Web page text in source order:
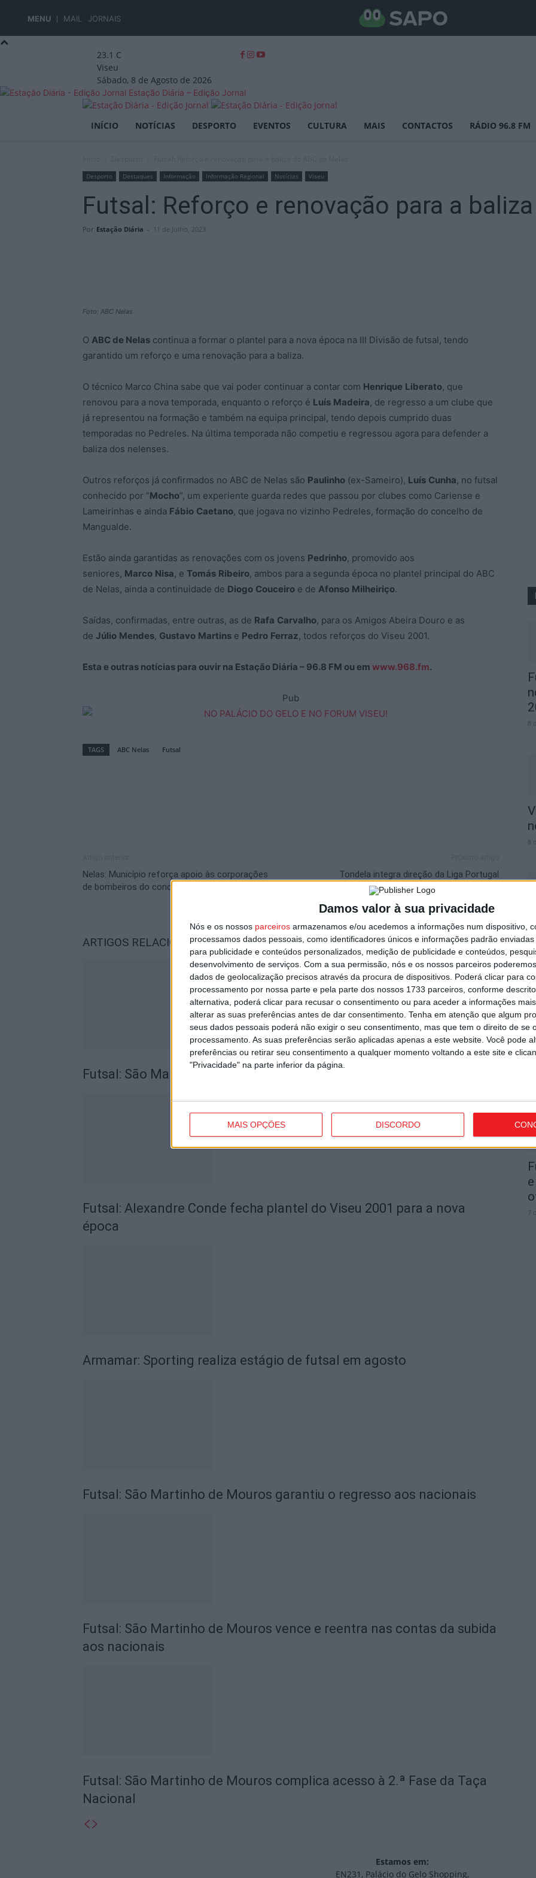
Damos valor à sua privacidade
Nós e os nossos parceiros armazenamos e/ou acedemos a informações num dispositivo,
processamos dados pessoais, como identificadores únicos e informações padrão
para publicidade e conteúdos personalizados, medição de publicidade e conteúdos,
desenvolvimento de serviços. Com a sua permissão, nós e os nossos parceiros
dados de geolocalização precisos através da procura de dispositivos. Poderá clicar para
processamento por nossa parte e pela parte dos nossos 1733 parceiros, conforme
alternativa, poderá clicar para recusar o consentimento ou para aceder a informações
alterar as suas preferências antes de dar consentimento. Tenha em atenção que algum
seus dados pessoais poderá não exigir o seu consentimento, mas que tem o direito de se
processamento. As suas preferências serão aplicadas apenas a este website. Você pode
preferências ou retirar seu consentimento a qualquer momento voltando a este site e
"Privacidade" na parte inferior da página.
MAIS OPÇÕES DISCORDO
MENU MAIL JORNAIS
23.1 C
Viseu
Sábado, 8 de Agosto de 2026
Estação Diária – Edição Jornal
INÍCIO NOTÍCIAS DESPORTO EVENTOS CULTURA MAIS CONTACTOS RÁDIO 96.8 FM
Desporto Destaques Informação Informação Regional Notícias Viseu
Futsal: Reforço e renovação para a
Por Estação Diária - 11 de Julho, 2023
Foto: ABC Nelas
O ABC de Nelas continua a formar o plantel para a nova época na III Divisão de futsal, tendo
garantido um reforço e uma renovação para a baliza.
O técnico Marco China sabe que vai poder continuar a contar com Henrique Liberato, que
renovou para a nova temporada, enquanto o reforço é Luís Madeira, de regresso a um clube que
já representou na formação e também na equipa principal, tendo depois cumprido duas
temporadas no Pedreles. Na última temporada não competiu e regressou agora para defender a
baliza dos nelenses.
Outros reforços já confirmados no ABC de Nelas são Paulinho (ex-Sameiro), Luís Cunha, no futsal
conhecido por “Mocho”, um experiente guarda redes que passou por clubes como Cariense e
Lameirinhas e ainda Fábio Caetano, que jogava no vizinho Pedreles, formação do concelho de
Mangualde.
Estão ainda garantidas as renovações com os jovens Pedrinho, promovido aos
seniores, Marco Nisa, e Tomás Ribeiro, ambos para a segunda época no plantel principal do ABC
de Nelas, ainda a continuidade de Diogo Couceiro e de Afonso Milheiriço.
Saídas, confirmadas, entre outras, as de Rafa Carvalho, para os Amigos Abeira Douro e as
de Júlio Mendes, Gustavo Martins e Pedro Ferraz, todos reforços do Viseu 2001.
Esta e outras notícias para ouvir na Estação Diária – 96.8 FM ou em www.968.fm.
Pub
TAGS ABC Nelas Futsal
Nelas: Município reforça apoio às corporações
de bombeiros do concelho
Tondela integra direção da Liga Portugal
ARTIGOS RELACIONADOSMais do autor
Futsal: São Martinho de Mouros renova com oito jogadores
Futsal: Alexandre Conde fecha plantel do Viseu 2001 para a nova
época
Armamar: Sporting realiza estágio de futsal em agosto
Futsal: São Martinho de Mouros garantiu o regresso aos nacionais
Futsal: São Martinho de Mouros vence e reentra nas contas da subida
aos nacionais
Futsal: São Martinho de Mouros complica acesso à 2.ª Fase da Taça
Nacional
8
8
7
Estamos em:
EN231, Palácio do Gelo Shopping,